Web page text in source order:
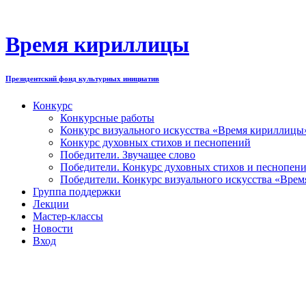
содержимому
Время кириллицы
Президентский фонд культурных инициатив
Конкурс
Конкурсные работы
Конкурс визуального искусства «Время
Конкурс духовных стихов и песнопений
Победители. Звучащее слово
Победители. Конкурс духовных стихов и
Победители. Конкурс визуального искусства
Группа поддержки
Лекции
Мастер-классы
Новости
Вход